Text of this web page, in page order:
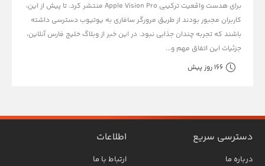
برای هدست واقعیت ترکیبی Apple Vision Pro منتشر کرد. تا پیش از این،
کاربران مجبور بودند از طریق مرورگر سافاری به یوتیوب دسترسی داشته
باشند که تجربه چندان جذابی نبود. در این خبر از وبلاگ خلیج فارس آنلاین،
جزئیات این اتفاق مهم و...
166 روز پیش
دسترسی سریع
درباره ما
اطلاعات
ارتباط با ما